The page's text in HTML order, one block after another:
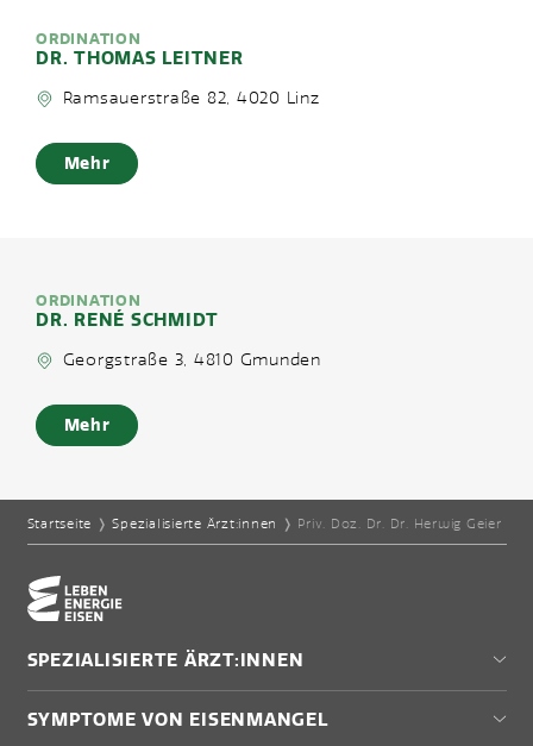
ORDINATION
DR. THOMAS LEITNER
Ramsauerstraße 82, 4020 Linz
Mehr
ORDINATION
DR. RENÉ SCHMIDT
Georgstraße 3, 4810 Gmunden
Mehr
Startseite ❭Spezialisierte Ärzt:innen ❭ Priv. Doz. Dr. Dr. Herwig Geier
Home-Eisencheck
SPEZIALISIERTE ÄRZT:INNEN
Niederösterreich
SYMPTOME VON EISENMANGEL